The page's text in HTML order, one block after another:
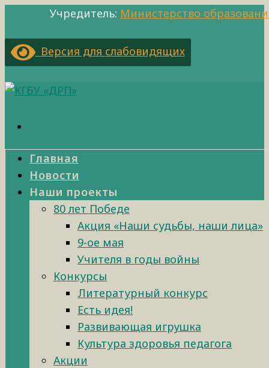
Учредитель: Министерство
Версия для слабовидящих
Главная
Новости
Наши проекты
80 лет Победе
Акция «Наши судьбы, наши лица»
9-ое мая
Учителя в годы войны
Конкурсы
Литературный конкурс
Есть идея!
Развивающая игрушка
Культура здоровья педагога
Акции